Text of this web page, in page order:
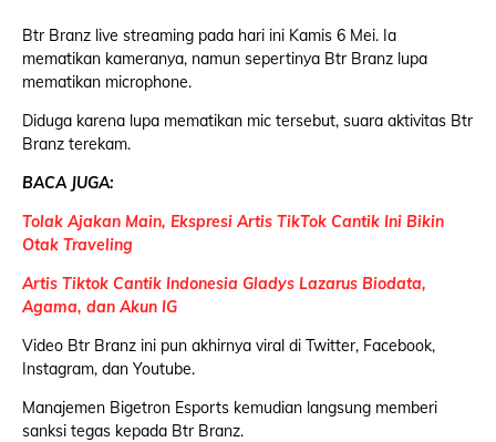
Btr Branz live streaming pada hari ini Kamis 6 Mei. Ia
mematikan kameranya, namun sepertinya Btr Branz lupa
mematikan microphone.
Diduga karena lupa mematikan mic tersebut, suara aktivitas Btr
Branz terekam.
BACA JUGA:
Tolak Ajakan Main, Ekspresi Artis TikTok Cantik Ini Bikin
Otak Traveling
Artis Tiktok Cantik Indonesia Gladys Lazarus Biodata,
Agama, dan Akun IG
Video Btr Branz ini pun akhirnya viral di Twitter, Facebook,
Instagram, dan Youtube.
Manajemen Bigetron Esports kemudian langsung memberi
sanksi tegas kepada Btr Branz.